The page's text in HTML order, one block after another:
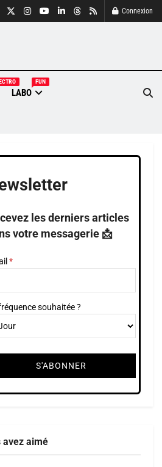
Connexion
LABO
FUN
les derniers articles
votre messagerie 📩
souhaitée ?
avez aimé